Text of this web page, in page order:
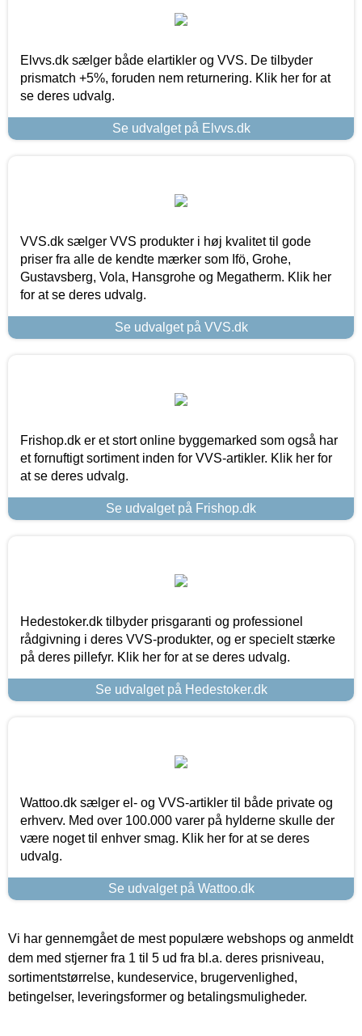
Elvvs.dk sælger både elartikler og VVS. De tilbyder
prismatch +5%, foruden nem returnering. Klik her for at
se deres udvalg.
Se udvalget på Elvvs.dk
VVS.dk sælger VVS produkter i høj kvalitet til gode
priser fra alle de kendte mærker som Ifö, Grohe,
Gustavsberg, Vola, Hansgrohe og Megatherm. Klik her
for at se deres udvalg.
Se udvalget på VVS.dk
Frishop.dk er et stort online byggemarked som også har
et fornuftigt sortiment inden for VVS-artikler. Klik her for
at se deres udvalg.
Se udvalget på Frishop.dk
Hedestoker.dk tilbyder prisgaranti og professionel
rådgivning i deres VVS-produkter, og er specielt stærke
på deres pillefyr. Klik her for at se deres udvalg.
Se udvalget på Hedestoker.dk
Wattoo.dk sælger el- og VVS-artikler til både private og
erhverv. Med over 100.000 varer på hylderne skulle der
være noget til enhver smag. Klik her for at se deres
udvalg.
Se udvalget på Wattoo.dk
Vi har gennemgået de mest populære webshops og anmeldt
dem med stjerner fra 1 til 5 ud fra bl.a. deres prisniveau,
sortimentstørrelse, kundeservice, brugervenlighed,
betingelser, leveringsformer og betalingsmuligheder.